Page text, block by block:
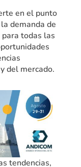
en el punto
demanda de
todas las
del mercado.
tendencias,